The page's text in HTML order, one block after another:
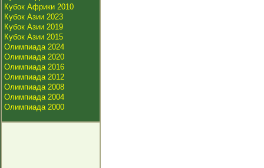
Кубок Африки 2010
Кубок Азии 2023
Кубок Азии 2019
Кубок Азии 2015
Олимпиада 2024
Олимпиада 2020
Олимпиада 2016
Олимпиада 2012
Олимпиада 2008
Олимпиада 2004
Олимпиада 2000